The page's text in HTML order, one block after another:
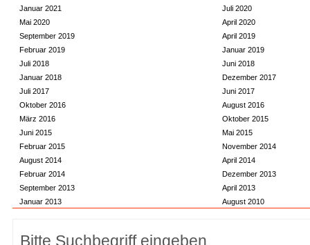
Januar 2021
Juli 2020
Mai 2020
April 2020
September 2019
April 2019
Februar 2019
Januar 2019
Juli 2018
Juni 2018
Januar 2018
Dezember 2017
Juli 2017
Juni 2017
Oktober 2016
August 2016
März 2016
Oktober 2015
Juni 2015
Mai 2015
Februar 2015
November 2014
August 2014
April 2014
Februar 2014
Dezember 2013
September 2013
April 2013
Januar 2013
August 2010